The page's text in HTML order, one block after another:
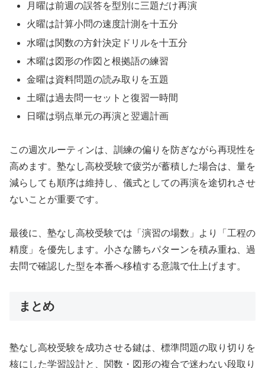
月曜は前週の誤答を型別に三題だけ再演
火曜は計算小問の速度計測を十五分
水曜は関数の方針決定ドリルを十五分
木曜は図形の作図と根拠語の練習
金曜は資料問題の読み取りを五題
土曜は過去問一セットと復習一時間
日曜は弱点単元の再演と翌週計画
この週次ルーティンは、訓練の偏りを防ぎながら再現性を
高めます。塾なし高校受験で疲労が蓄積した場合は、量を
減らしても順序は維持し、儀式としての再演を途切れさせ
ないことが重要です。
最後に、塾なし高校受験では「演習の場数」より「工程の
精度」を優先します。小さな勝ちパターンを積み重ね、過
去問で確認した型を本番へ移植する意識で仕上げます。
まとめ
塾なし高校受験を成功させる鍵は、標準問題の取り切りを
核にした学習設計と、関数・図形の複合で迷わない段取り